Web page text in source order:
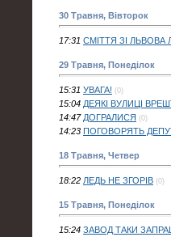
30 Травня, Вівторок
17:31 СМІТТЯ ЗІ ЛЬВОВА
29 Травня, Понеділок
15:31 УВАГА! (0)
15:04 ДЕЯКІ ВУЛИЦІ
14:47 ДОГРАЛИСЯ (0)
14:23 ПОГОВОРЯТЬ
18 Травня, Четвер
18:22 ЛЕДЬ НЕ ЗГОРІВ (0)
15 Травня, Понеділок
15:24 ЗАВОД ТАКИ